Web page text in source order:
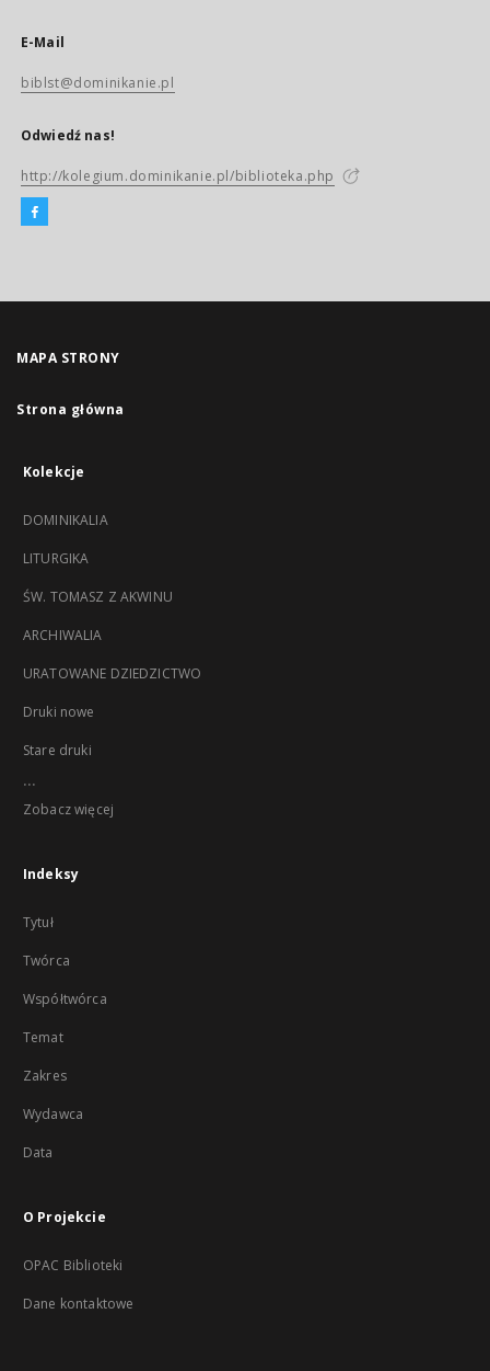
E-Mail
biblst@dominikanie.pl
Odwiedź nas!
http://kolegium.dominikanie.pl/biblioteka.php
MAPA STRONY
Strona główna
Kolekcje
DOMINIKALIA
LITURGIKA
ŚW. TOMASZ Z AKWINU
ARCHIWALIA
URATOWANE DZIEDZICTWO
Druki nowe
Stare druki
...
Zobacz więcej
Indeksy
Tytuł
Twórca
Współtwórca
Temat
Zakres
Wydawca
Data
O Projekcie
OPAC Biblioteki
Dane kontaktowe